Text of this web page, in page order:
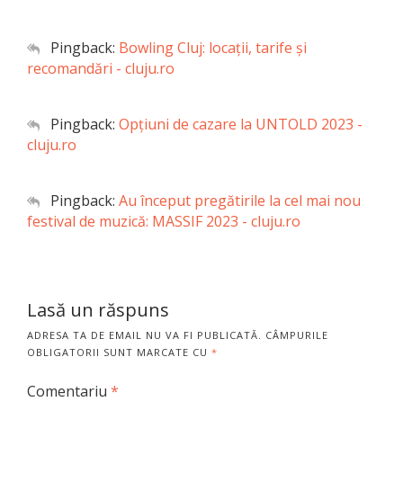
Pingback: Bowling Cluj: locații, tarife și
recomandări - cluju.ro
Pingback: Opţiuni de cazare la UNTOLD 2023 -
cluju.ro
Pingback: Au început pregătirile la cel mai nou
festival de muzică: MASSIF 2023 - cluju.ro
Lasă un răspuns
ADRESA TA DE EMAIL NU VA FI PUBLICATĂ.
CÂMPURILE
OBLIGATORII SUNT MARCATE CU *
Comentariu *